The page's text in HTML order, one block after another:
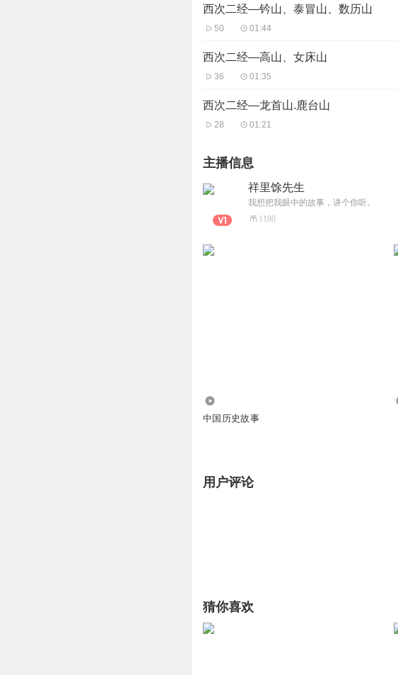
西次二经—钤山、泰冒山、数历山
50 01:44
西次二经—高山、女床山
36 01:35
西次二经—龙首山.鹿台山
28 01:21
主播信息
祥里馀先生
我想把我眼中的故事，讲个你听。
1180
中国历史故事
用户评论
猜你喜欢